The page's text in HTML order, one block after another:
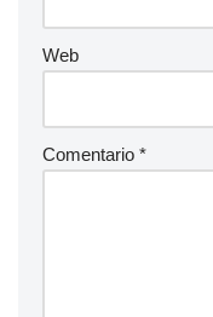
Web
Comentario *